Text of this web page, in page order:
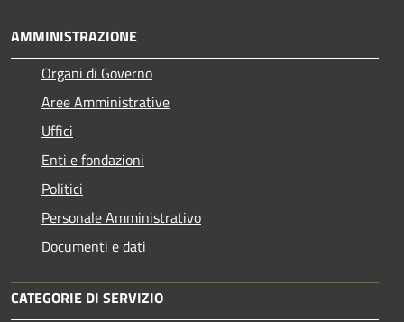
AMMINISTRAZIONE
Organi di Governo
Aree Amministrative
Uffici
Enti e fondazioni
Politici
Personale Amministrativo
Documenti e dati
CATEGORIE DI SERVIZIO